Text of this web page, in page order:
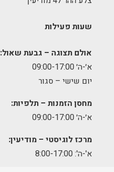
שעות פעילות
אולם תצוגה – גבעת שאול:
א׳-ה׳ 09:00-17:00
יום שישי – סגור
מחסן הזמנות – תלפיות:
א׳-ה׳ 09:00-17:00
מרכז לוגיסטי – מודיעין:
א'-ה': 8:00-17:00